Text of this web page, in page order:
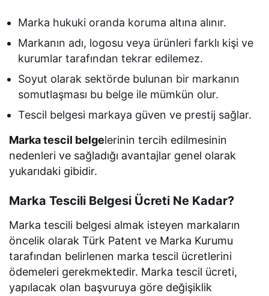
Marka hukuki oranda koruma altına alınır.
Markanın adı, logosu veya ürünleri farklı kişi ve
kurumlar tarafından tekrar edilemez.
Soyut olarak sektörde bulunan bir markanın
somutlaşması bu belge ile mümkün olur.
Tescil belgesi markaya güven ve prestij sağlar.
Marka tescil belgelerinin tercih edilmesinin
nedenleri ve sağladığı avantajlar genel olarak
yukarıdaki gibidir.
Marka Tescili Belgesi Ücreti Ne Kadar?
Marka tescili belgesi almak isteyen markaların
öncelik olarak Türk Patent ve Marka Kurumu
tarafından belirlenen marka tescil ücretlerini
ödemeleri gerekmektedir. Marka tescil ücreti,
yapılacak olan başvuruya göre değişiklik